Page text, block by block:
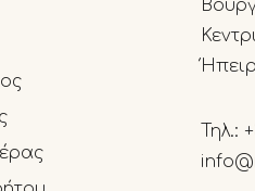
Τηλ.: